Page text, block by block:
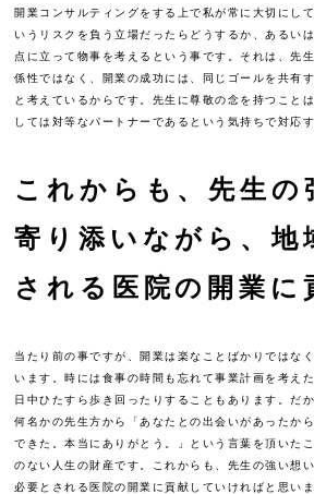
開業コンサルティングをする上で私が常に大切にし
いうリスクを負う立場だったらどうするか、あるい
点に立って物事を考えるという事です。それは、先
係性ではなく、開業の成功には、同じゴールを共有
と考えているからです。先生に尊敬の念を持つこと
しては対等なパートナーであるという気持ちで対応
これからも、先生の
寄り添いながら、地
される医院の開業に
当たり前の事ですが、開業は楽なことばかりではな
います。時には食事の時間も忘れて事業計画を考え
日中ひたすら歩き回ったりすることもあります。だ
何名かの先生方から「あなたとの出会いがあったか
できた。本当にありがとう。」という言葉を頂いた
のない人生の財産です。これからも、先生の強い想
必要とされる医院の開業に貢献していければと思いま